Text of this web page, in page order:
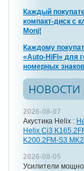
Каждый
компакт-диск с
Monj!
Каждому
«Auto-HiFi» для
номерных
НОВОСТИ
2026-08-07
Акустика Helix :
Helix Ci3
K200.2FM-S3 MK2
2026-08-05
Усилители